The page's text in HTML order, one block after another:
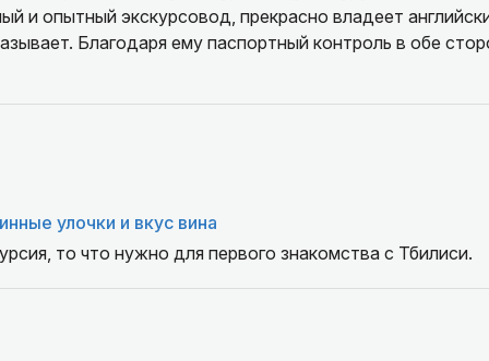
и опытный экскурсовод, прекрасно владеет
Благодаря ему паспортный контроль в обе
улочки и вкус вина
то что нужно для первого знакомства с Тбилиси.